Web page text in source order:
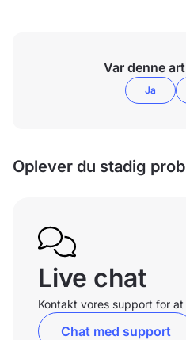
Var denne
Ja
Oplever du stadig
Live chat
Kontakt vores support for
Chat med support